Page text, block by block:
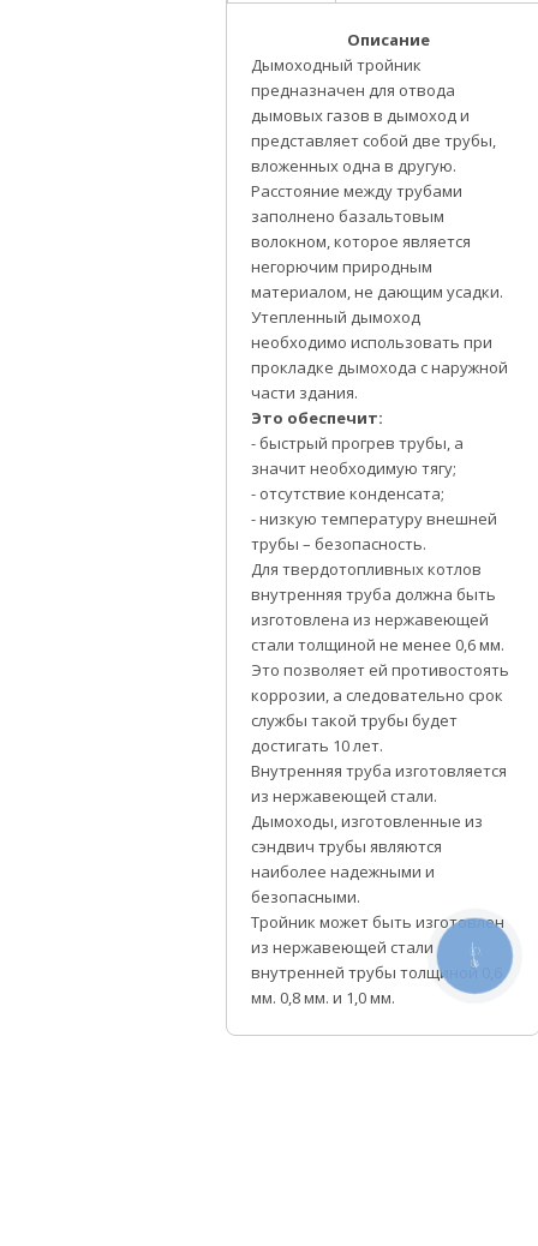
Описание
Дымоходный тройник
предназначен для отвода
дымовых газов в дымоход и
представляет собой две трубы,
вложенных одна в другую.
Расстояние между трубами
заполнено базальтовым
волокном, которое является
негорючим природным
материалом, не дающим усадки.
Утепленный дымоход
необходимо использовать при
прокладке дымохода с наружной
части здания.
Это обеспечит:
- быстрый прогрев трубы, а
значит необходимую тягу;
- отсутствие конденсата;
- низкую температуру внешней
трубы – безопасность.
Для твердотопливных котлов
внутренняя труба должна быть
изготовлена из нержавеющей
стали толщиной не менее 0,6 мм.
Это позволяет ей противостоять
коррозии, а следовательно срок
службы такой трубы будет
достигать 10 лет.
Внутренняя труба изготовляется
из нержавеющей стали.
Дымоходы, изготовленные из
сэндвич трубы являются
наиболее надежными и
безопасными.
Тройник может быть изготовлен
из нержавеющей стали
внутренней трубы толщиной 0,6
мм. 0,8 мм. и 1,0 мм.
КНОПКА
СВЯЗИ